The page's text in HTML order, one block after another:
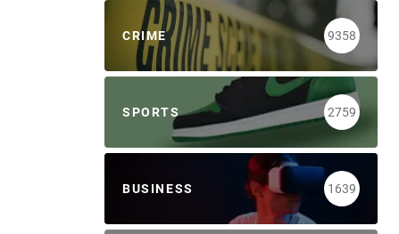
CRIME 9358
SPORTS 2759
BUSINESS 1639